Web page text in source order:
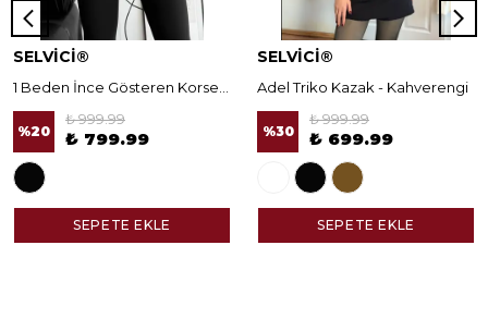
SELVİCİ®
%20
₺ 999.99
₺ 799.99
SEPETE EKLE
SELVİCİ®
Adel Triko Kazak - Kahverengi
%30
₺ 999.99
₺ 699.99
SEPETE EKLE